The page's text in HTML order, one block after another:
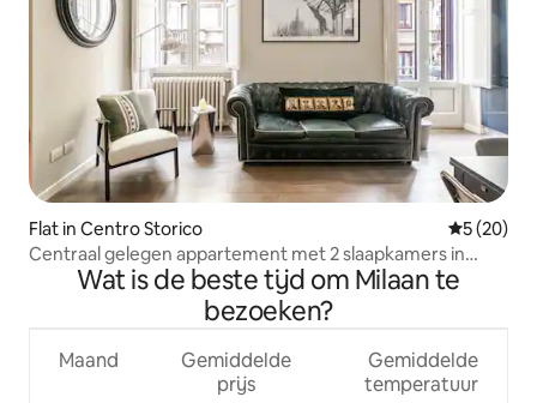
Flat in Centro Storico
5 (20)
Centraal gelegen appartement met 2 slaapkamers in
Milaan • 15 min van de Duomo • Balkon
Wat is de beste tijd om Milaan te
bezoeken?
Maand
Gemiddelde
prijs
Gemiddelde
temperatuur